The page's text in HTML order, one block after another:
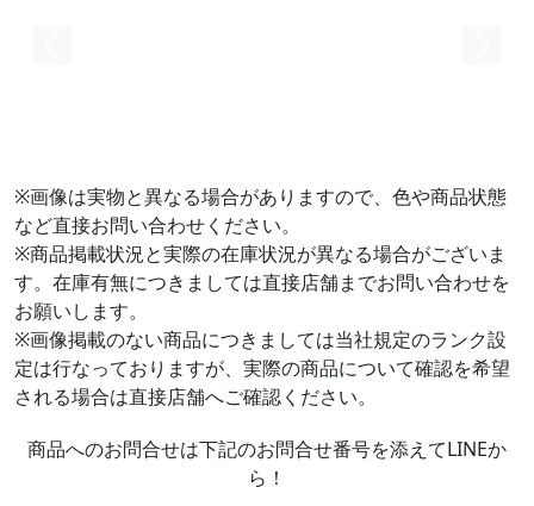
※画像は実物と異なる場合がありますので、色や商品状態
など直接お問い合わせください。
※商品掲載状況と実際の在庫状況が異なる場合がございま
す。在庫有無につきましては直接店舗までお問い合わせを
お願いします。
※画像掲載のない商品につきましては当社規定のランク設
定は行なっておりますが、実際の商品について確認を希望
される場合は直接店舗へご確認ください。
商品へのお問合せは下記のお問合せ番号を添えてLINEか
ら！